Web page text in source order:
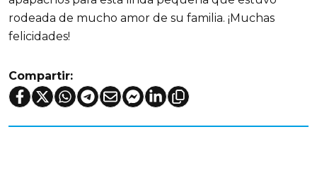
rodeada de mucho amor de su familia. ¡Muchas
felicidades!
Compartir: